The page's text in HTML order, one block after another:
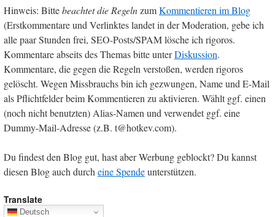
Hinweis: Bittebeachtet die RegelnzumKommentieren im Blog
(Erstkommentare und Verlinktes landet in der Moderation, gebe ich
alle paar Stunden frei, SEO-Posts/SPAM lösche ich rigoros.
Kommentare abseits des Themas bitte unterDiskussion.
Kommentare, die gegen die Regeln verstoßen, werden rigoros
gelöscht. Wegen Missbrauchs bin ich gezwungen, Name und E-Mail
als Pflichtfelder beim Kommentieren zu aktivieren. Wählt ggf. einen
(noch nicht benutzten) Alias-Namen und verwendet ggf. eine
Dummy-Mail-Adresse (z.B. t@hotkev.com).
Du findest den Blog gut, hast aber Werbung geblockt? Du kannst
diesen Blog auch durch eine Spendeunterstützen.
Translate
Deutsch